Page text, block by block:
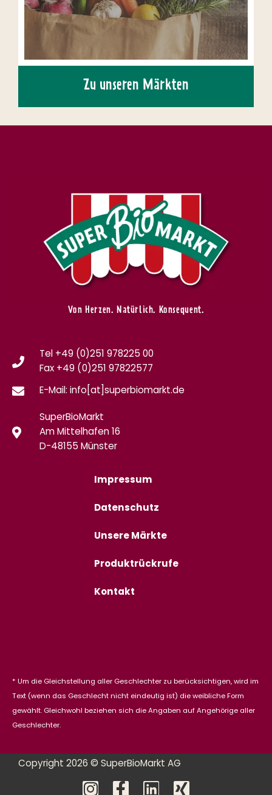
Zu unseren Märkten
Von Herzen. Natürlich. Konsequent.
Tel +49 (0)251 978225 00
Fax +49 (0)251 97822577
E-Mail: info[at]superbiomarkt.de
SuperBioMarkt
Am Mittelhafen 16
D-48155 Münster
Impressum
Datenschutz
Unsere Märkte
Produktrückrufe
Kontakt
* Um die Gleichstellung aller Geschlechter zu berücksichtigen, wird im
Text (wenn das Geschlecht nicht eindeutig ist) die weibliche Form
gewählt. Gleichwohl beziehen sich die Angaben auf Angehörige aller
Geschlechter.
Copyright 2026 © SuperBioMarkt AG